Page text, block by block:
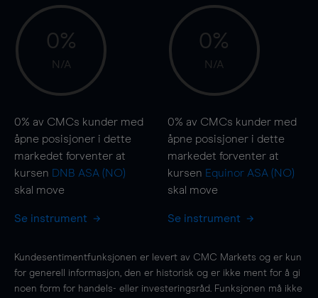
0%
N/A
0% av CMCs kunder med
åpne posisjoner i dette
markedet forventer at
kursen DNB ASA (NO)
skal move
Se instrument
0%
N/A
0% av CMCs kunder med
åpne posisjoner i dette
markedet forventer at
kursen Equinor ASA (NO)
skal move
Se instrument
Kundesentimentfunksjonen er levert av CMC Markets og er kun
for generell informasjon, den er historisk og er ikke ment for å gi
noen form for handels- eller investeringsråd. Funksjonen må ikke